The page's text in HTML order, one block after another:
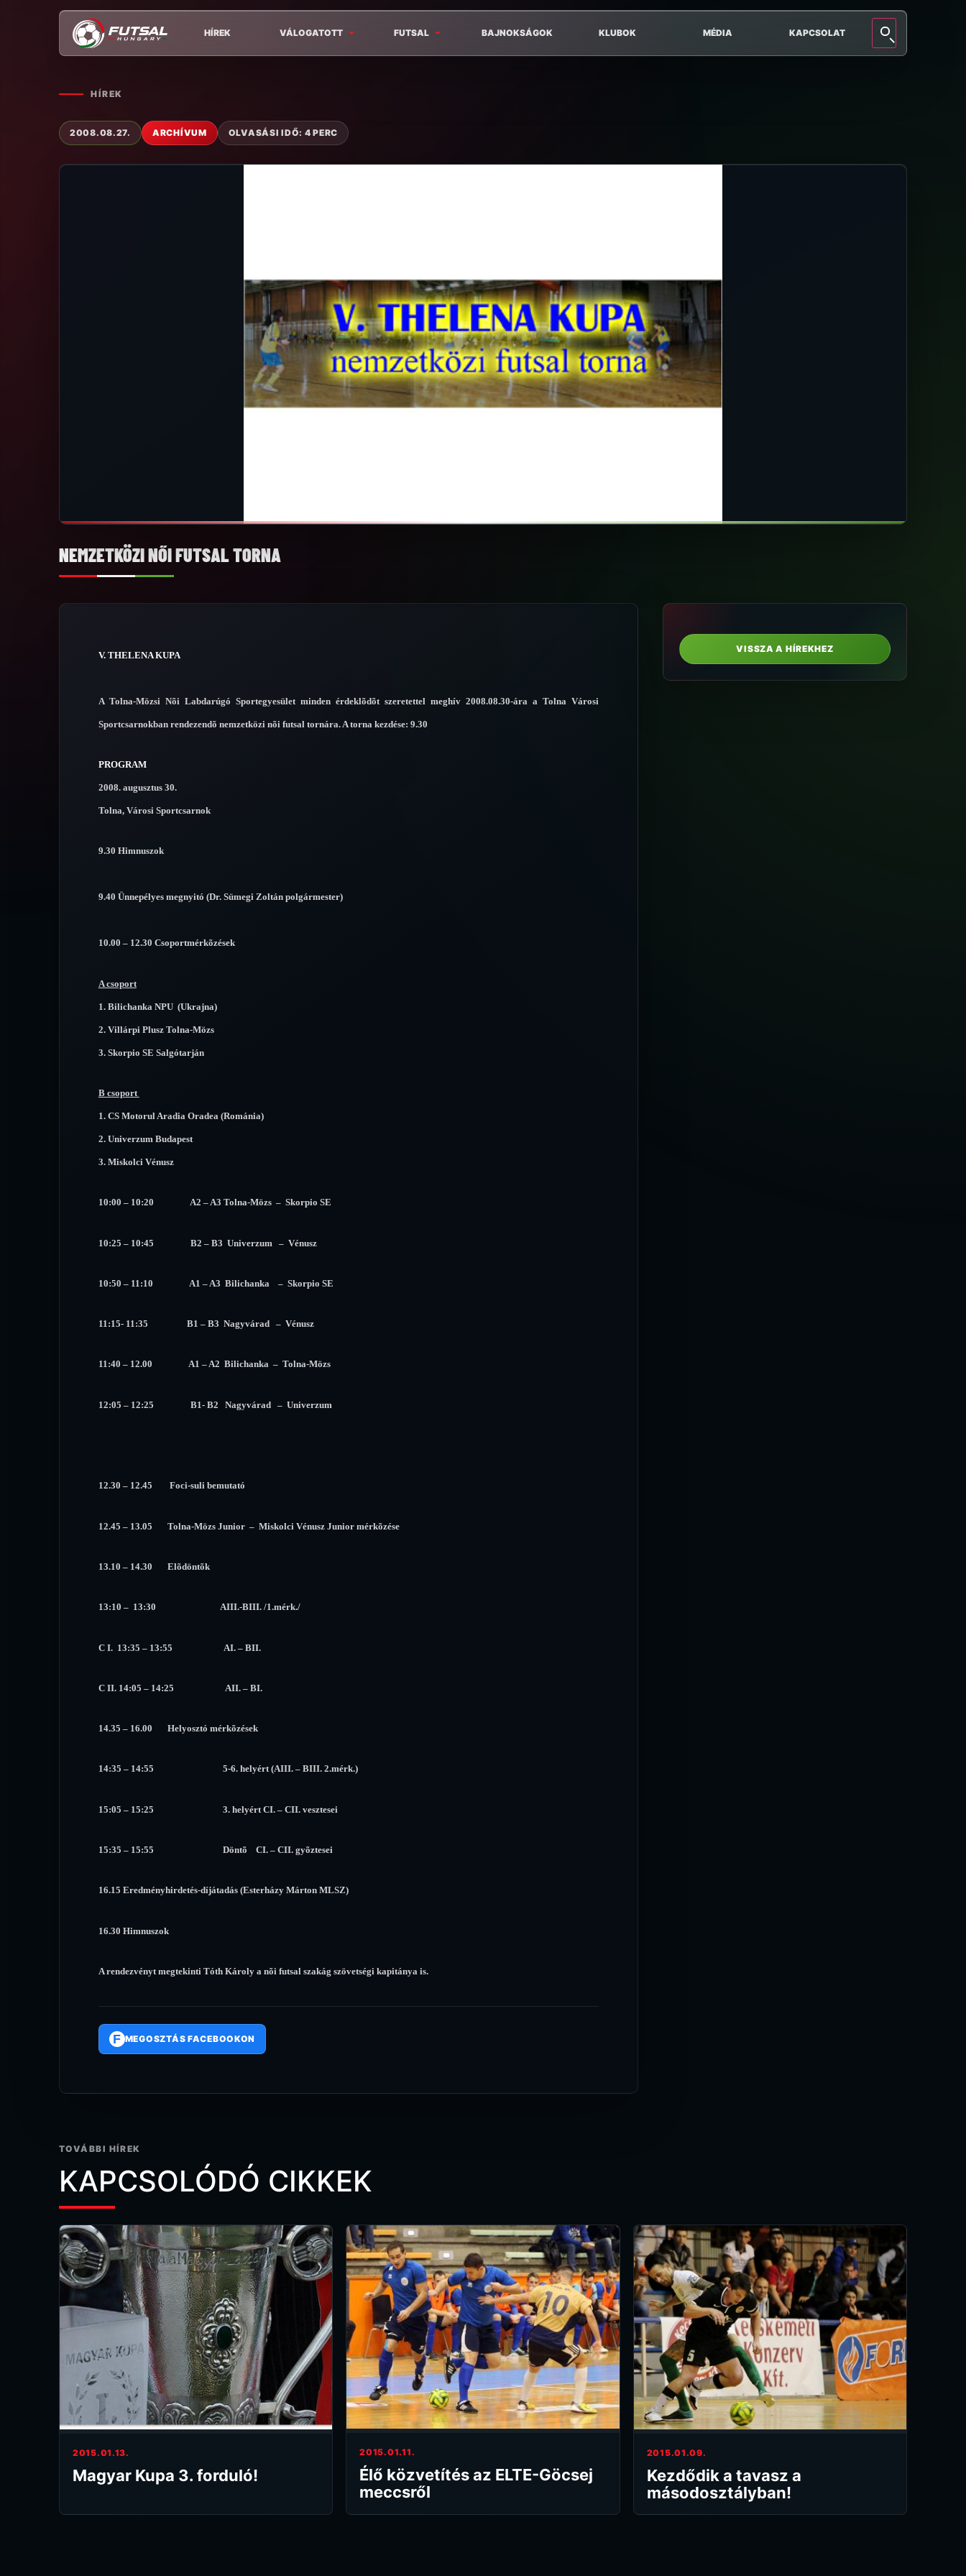
HÍREK VÁLOGATOTT FUTSAL BAJNOKSÁGOK KLUBOK MÉDIA KAPCSOLAT
HÍREK
2008.08.27. ARCHÍVUM OLVASÁSI IDŐ: 4 PERC
NEMZETKÖZI NŐI FUTSAL TORNA
V. THELENA KUPA
A Tolna-Mözsi Nõi Labdarúgó Sportegyesület minden érdeklõdõt szeretettel meghív 2008.08.30-ára a Tolna Városi
Sportcsarnokban rendezendõ nemzetközi nõi futsal tornára. A torna kezdése: 9.30
PROGRAM
2008. augusztus 30.
Tolna, Városi Sportcsarnok
9.30 Himnuszok
9.40 Ünnepélyes megnyitó (Dr. Sümegi Zoltán polgármester)
10.00 – 12.30 Csoportmérkõzések
A csoport
1. Bilichanka NPU (Ukrajna)
2. Villárpi Plusz Tolna-Mözs
3. Skorpio SE Salgótarján
B csoport
1. CS Motorul Aradia Oradea (Románia)
2. Univerzum Budapest
3. Miskolci Vénusz
10:00 – 10:20 A2 – A3 Tolna-Mözs – Skorpio SE
10:25 – 10:45 B2 – B3 Univerzum – Vénusz
10:50 – 11:10 A1 – A3 Bilichanka – Skorpio SE
11:15- 11:35 B1 – B3 Nagyvárad – Vénusz
11:40 – 12.00 A1 – A2 Bilichanka – Tolna-Mözs
12:05 – 12:25 B1- B2 Nagyvárad – Univerzum
12.30 – 12.45 Foci-suli bemutató
12.45 – 13.05 Tolna-Mözs Junior – Miskolci Vénusz Junior mérkõzése
13.10 – 14.30 Elõdöntõk
13:10 – 13:30 AIII.-BIII. /1.mérk./
C I. 13:35 – 13:55 AI. – BII.
C II. 14:05 – 14:25 AII. – BI.
14.35 – 16.00 Helyosztó mérkõzések
14:35 – 14:55 5-6. helyért (AIII. – BIII. 2.mérk.)
15:05 – 15:25 3. helyért CI. – CII. vesztesei
15:35 – 15:55 Döntõ CI. – CII. gyõztesei
16.15 Eredményhirdetés-díjátadás (Esterházy Márton MLSZ)
16.30 Himnuszok
A rendezvényt megtekinti Tóth Károly a nõi futsal szakág szövetségi kapitánya is.
F MEGOSZTÁS FACEBOOKON
VISSZA A HÍREKHEZ
TOVÁBBI HÍREK
KAPCSOLÓDÓ CIKKEK
2015.01.13.
Magyar Kupa 3. forduló!
2015.01.11.
Élő közvetítés az ELTE-Göcsej
meccsről
2015.01.09.
Kezdődik a tavasz a
másodosztályban!